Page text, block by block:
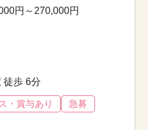
円～270,000円
徒歩 6分
・賞与あり
急募